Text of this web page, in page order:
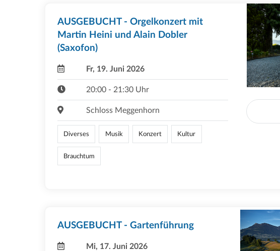
AUSGEBUCHT - Orgelkonzert mit
Martin Heini und Alain Dobler
(Saxofon)
Fr, 19. Juni 2026
20:00 - 21:30 Uhr
Schloss Meggenhorn
Diverses Musik Konzert Kultur
Brauchtum
AUSGEBUCHT - Gartenführung
Mi, 17. Juni 2026